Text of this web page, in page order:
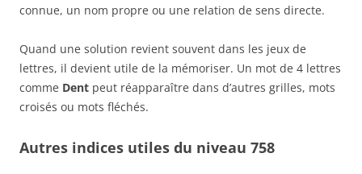
connue, un nom propre ou une relation de sens directe.
Quand une solution revient souvent dans les jeux de
lettres, il devient utile de la mémoriser. Un mot de 4 lettres
comme Dent peut réapparaître dans d’autres grilles, mots
croisés ou mots fléchés.
Autres indices utiles du niveau 758